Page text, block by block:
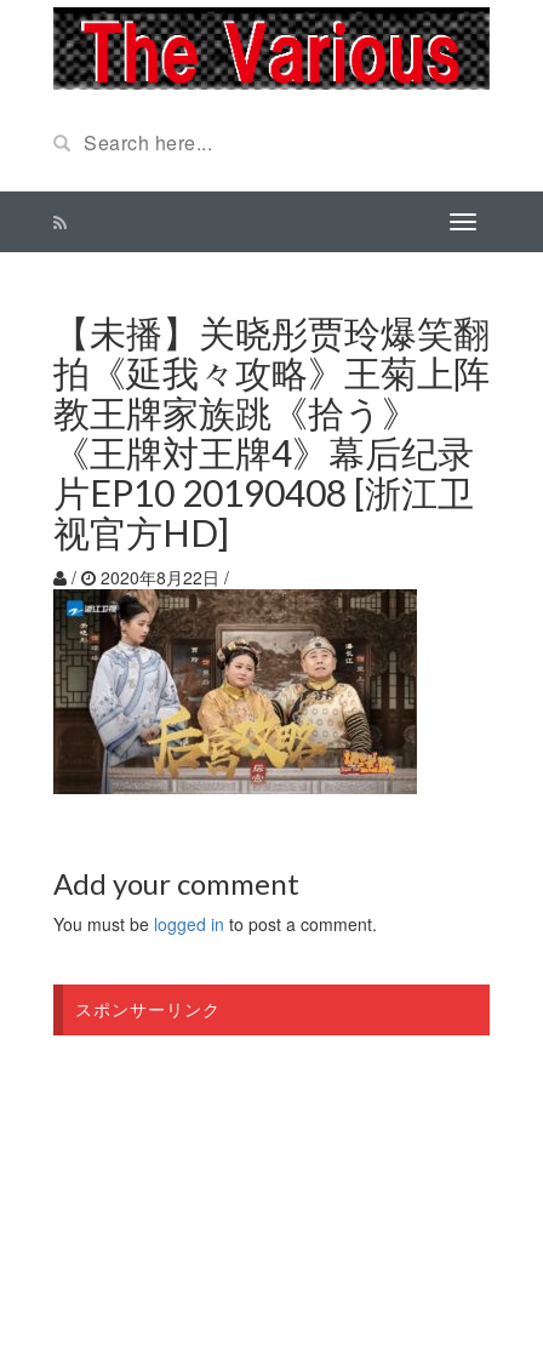
【未播】关晓彤贾玲爆笑翻
拍《延我々攻略》王菊上阵
教王牌家族跳《拾う》
《王牌対王牌4》幕后纪录
片EP10 20190408 [浙江卫
视官方HD]
/ 2020年8月22日 /
Add your comment
You must be logged in to post a comment.
スポンサーリンク